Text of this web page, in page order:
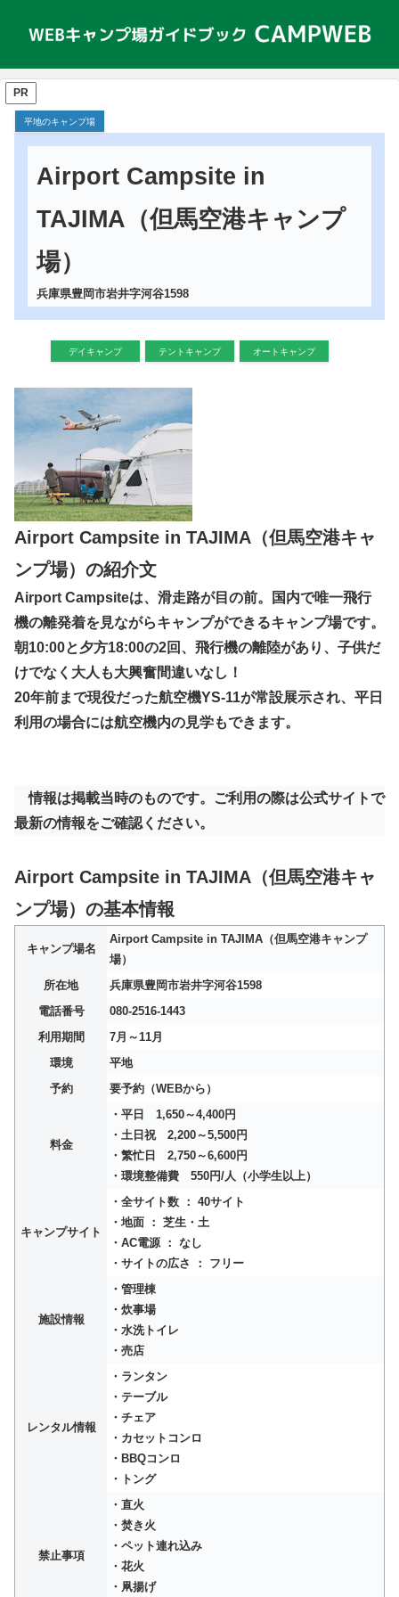
PR
平地のキャンプ場
Airport Campsite in
TAJIMA（但馬空港キャンプ
場）
兵庫県豊岡市岩井字河谷1598
デイキャンプ テントキャンプ オートキャンプ
Airport Campsite in TAJIMA（但馬空港キャ
ンプ場）の紹介文
Airport Campsiteは、滑走路が目の前。国内で唯一飛行
機の離発着を見ながらキャンプができるキャンプ場です。
朝10:00と夕方18:00の2回、飛行機の離陸があり、子供だ
けでなく大人も大興奮間違いなし！
20年前まで現役だった航空機YS-11が常設展示され、平日
利用の場合には航空機内の見学もできます。
情報は掲載当時のものです。ご利用の際は公式サイトで
最新の情報をご確認ください。
Airport Campsite in TAJIMA（但馬空港キャ
ンプ場）の基本情報
キャンプ場名
Airport Campsite in TAJIMA（但馬空港キャンプ
場）
所在地
兵庫県豊岡市岩井字河谷1598
電話番号
080-2516-1443
利用期間
7月～11月
環境
平地
予約
要予約（WEBから）
料金
・平日 1,650～4,400円
・土日祝 2,200～5,500円
・繁忙日 2,750～6,600円
・環境整備費 550円/人（小学生以上）
キャンプサイト
・全サイト数 ： 40サイト
・地面 ： 芝生・土
・AC電源 ： なし
・サイトの広さ ： フリー
施設情報
・管理棟
・炊事場
・水洗トイレ
・売店
レンタル情報
・ランタン
・テーブル
・チェア
・カセットコンロ
・BBQコンロ
・トング
禁止事項
・直火
・焚き火
・ペット連れ込み
・花火
・凧揚げ